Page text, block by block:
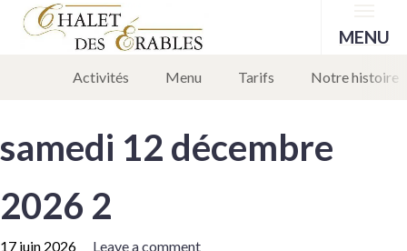
Menu
MENU
Activités Menu Tarifs Notre histoire
samedi 12 décembre
2026 2
17 juin 2026 Leave a comment